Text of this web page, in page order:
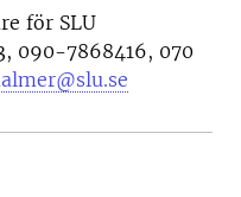
för SLU
090-7868416, 070